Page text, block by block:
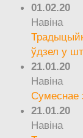
01.02.20
Навіна
ўдзел у
21.01.20
Навіна
Сумеснае
21.01.20
Навіна